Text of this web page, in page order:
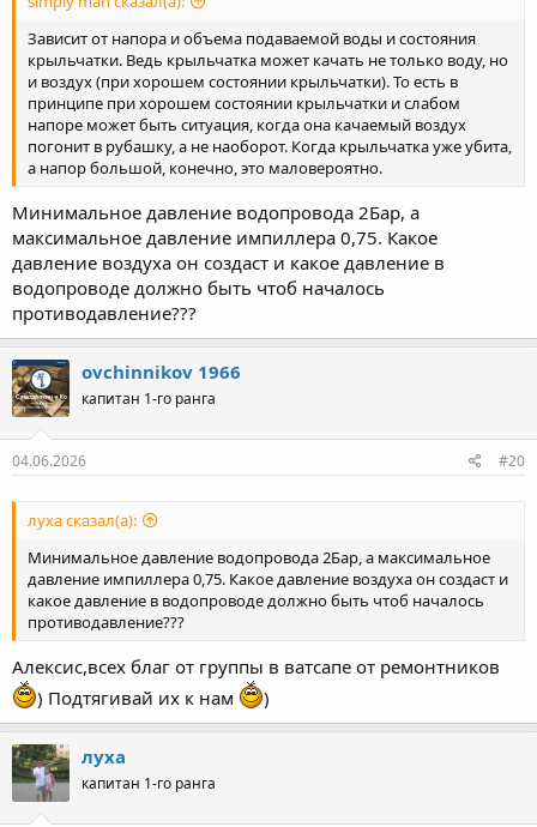
Зависит от напора и объема подаваемой воды и состояния
крыльчатки. Ведь крыльчатка может качать не только воду, но
и воздух (при хорошем состоянии крыльчатки). То есть в
принципе при хорошем состоянии крыльчатки и слабом
напоре может быть ситуация, когда она качаемый воздух
погонит в рубашку, а не наоборот. Когда крыльчатка уже убита,
а напор большой, конечно, это маловероятно.
Минимальное давление водопровода 2Бар, а
максимальное давление импиллера 0,75. Какое
давление воздуха он создаст и какое давление в
водопроводе должно быть чтоб началось
противодавление???
ovchinnikov 1966
капитан 1-го ранга
04.06.2026 #20
луха сказал(а):
Минимальное давление водопровода 2Бар, а максимальное
давление импиллера 0,75. Какое давление воздуха он создаст и
какое давление в водопроводе должно быть чтоб началось
противодавление???
Алексис,всех благ от группы в ватсапе от ремонтников
) Подтягивай их к нам
)
луха
капитан 1-го ранга